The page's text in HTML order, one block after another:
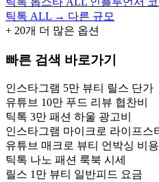
틱톡 ALL → 다른 규모
+ 20개 더 많은 옵션
빠른 검색 바로가기
인스타그램 5만 뷰티 릴스 단가
유튜브 10만 푸드 리뷰 협찬비
틱톡 3만 패션 하울 광고비
인스타그램 마이크로 라이프스
유튜브 매크로 뷰티 언박싱 비용
틱톡 나노 패션 룩북 시세
릴스 1만 뷰티 일반피드 요금